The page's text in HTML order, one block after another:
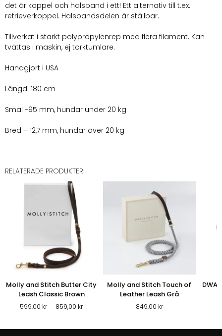
det är koppel och halsband i ett! Ett alternativ till t.ex.
retrieverkoppel. Halsbandsdelen är ställbar.
Tillverkat i starkt polypropylenrep med flera filament. Kan
tvättas i maskin, ej torktumlare.
Handgjort i USA
Längd: 180 cm
Smal -95 mm, hundar under 20 kg
Bred – 12,7 mm, hundar över 20 kg
RELATERADE PRODUKTER
Molly and Stitch Butter City
Leash Classic Brown
599,00 kr – 859,00 krPrisintervall:
Molly and Stitch Touch of
Leather Leash Grå
849,00 kr